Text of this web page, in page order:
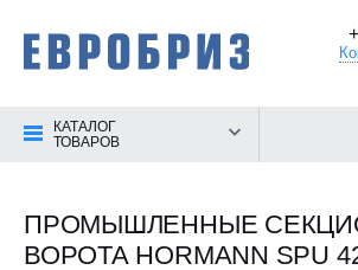
КАТАЛОГ
ТОВАРОВ
ПРОМЫШЛЕННЫЕ
ВОРОТА HORMANN SPU